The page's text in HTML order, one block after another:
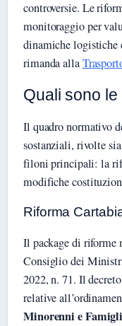
controversie. Le
monitoraggio per
dinamiche logistiche
rimanda alla
Quali sono
Il quadro normativo
sostanziali, rivolte
filoni principali: la
modifiche
Riforma
Il package di riforme
Consiglio dei
2022, n. 71. Il
relative
Minorenni e